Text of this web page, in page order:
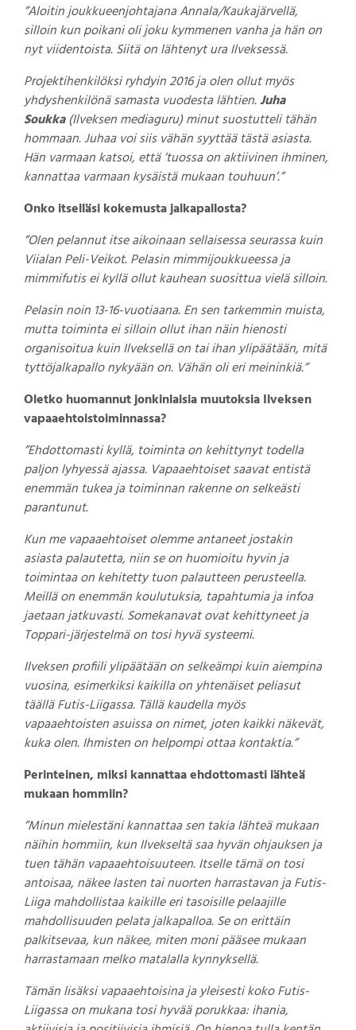
”Aloitin joukkueenjohtajana Annala/Kaukajärvellä,
silloin kun poikani oli joku kymmenen vanha ja hän on
nyt viidentoista. Siitä on lähtenyt ura Ilveksessä.
Projektihenkilöksi ryhdyin 2016 ja olen ollut myös
yhdyshenkilönä samasta vuodesta lähtien.Juha
Soukka(Ilveksen mediaguru) minut suostutteli tähän
hommaan. Juhaa voi siis vähän syyttää tästä asiasta.
Hän varmaan katsoi, että ’tuossa on aktiivinen ihminen,
kannattaa varmaan kysäistä mukaan touhuun’.”
Onko itselläsi kokemusta jalkapallosta?
”Olen pelannut itse aikoinaan sellaisessa seurassa kuin
Viialan Peli-Veikot. Pelasin mimmijoukkueessa ja
mimmifutis ei kyllä ollut kauhean suosittua vielä silloin.
Pelasin noin 13-16-vuotiaana. En sen tarkemmin muista,
mutta toiminta ei silloin ollut ihan näin hienosti
organisoitua kuin Ilveksellä on tai ihan ylipäätään, mitä
tyttöjalkapallo nykyään on. Vähän oli eri meininkiä.”
Oletko huomannut jonkinlaisia muutoksia Ilveksen
vapaaehtoistoiminnassa?
”Ehdottomasti kyllä, toiminta on kehittynyt todella
paljon lyhyessä ajassa. Vapaaehtoiset saavat entistä
enemmän tukea ja toiminnan rakenne on selkeästi
parantunut.
Kun me vapaaehtoiset olemme antaneet jostakin
asiasta palautetta, niin se on huomioitu hyvin ja
toimintaa on kehitetty tuon palautteen perusteella.
Meillä on enemmän koulutuksia, tapahtumia ja infoa
jaetaan jatkuvasti. Somekanavat ovat kehittyneet ja
Toppari-järjestelmä on tosi hyvä systeemi.
Ilveksen profiili ylipäätään on selkeämpi kuin aiempina
vuosina, esimerkiksi kaikilla on yhtenäiset peliasut
täällä Futis-Liigassa. Tällä kaudella myös
vapaaehtoisten asuissa on nimet, joten kaikki näkevät,
kuka olen. Ihmisten on helpompi ottaa kontaktia.”
Perinteinen, miksi kannattaa ehdottomasti lähteä
mukaan hommiin?
”Minun mielestäni kannattaa sen takia lähteä mukaan
näihin hommiin, kun Ilvekseltä saa hyvän ohjauksen ja
tuen tähän vapaaehtoisuuteen. Itselle tämä on tosi
antoisaa, näkee lasten tai nuorten harrastavan ja Futis-
Liiga mahdollistaa kaikille eri tasoisille pelaajille
mahdollisuuden pelata jalkapalloa. Se on erittäin
palkitsevaa, kun näkee, miten moni pääsee mukaan
harrastamaan melko matalalla kynnyksellä.
Tämän lisäksi vapaaehtoisina ja yleisesti koko Futis-
Liigassa on mukana tosi hyvää porukkaa: ihania,